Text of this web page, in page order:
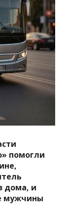
помогли
дома, и
мужчины